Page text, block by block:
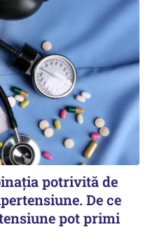
potrivită de
De ce
pot primi